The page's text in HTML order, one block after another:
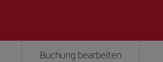
Buchung bearbeiten